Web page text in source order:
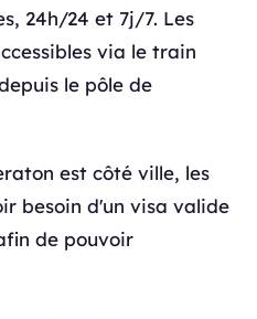
24h/24 et 7j/7. Les
via le train
le pôle de
est côté ville, les
besoin d'un visa valide
de pouvoir